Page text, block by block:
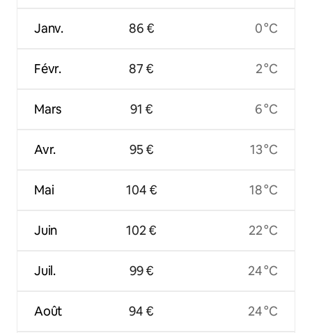
Janv.
Févr.
Mars
Avr.
Mai
Juin
Juil.
Août
86 €
87 €
91 €
95 €
104 €
102 €
99 €
94 €
0 °C
2 °C
6 °C
13 °C
18 °C
22 °C
24 °C
24 °C